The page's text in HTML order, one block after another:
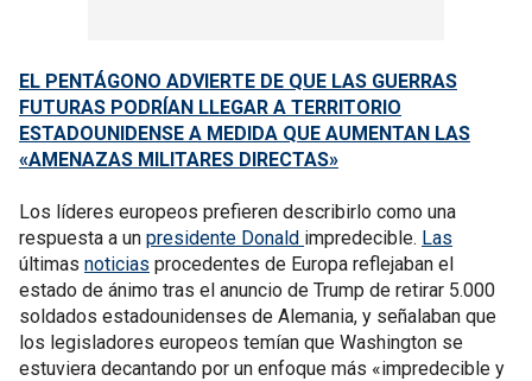
EL PENTÁGONO ADVIERTE DE QUE LAS GUERRAS
FUTURAS PODRÍAN LLEGAR A TERRITORIO
ESTADOUNIDENSE A MEDIDA QUE AUMENTAN LAS
«AMENAZAS MILITARES DIRECTAS»
Los líderes europeos prefieren describirlo como una
respuesta a un presidente Donald impredecible. Las
últimas noticias procedentes de Europa reflejaban el
estado de ánimo tras el anuncio de Trump de retirar 5.000
soldados estadounidenses de Alemania, y señalaban que
los legisladores europeos temían que Washington se
estuviera decantando por un enfoque más «impredecible y